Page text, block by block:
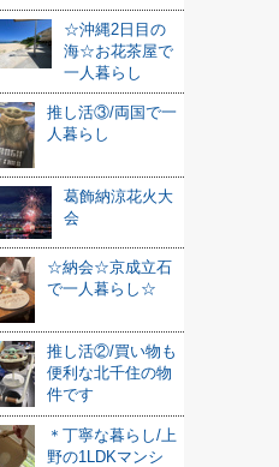
☆沖縄2日目の
海☆お花茶屋で
一人暮らし
推し活③/両国で一
人暮らし
葛飾納涼花火大
会
☆納会☆京成立石
で一人暮らし☆
推し活②/買い物も
便利な北千住の物
件です
＊丁寧な暮らし/上
野の1LDKマンシ